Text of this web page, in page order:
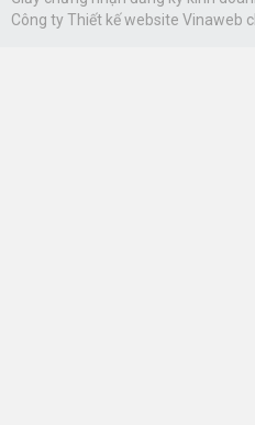
Công tyThiết kế website Vinaweb